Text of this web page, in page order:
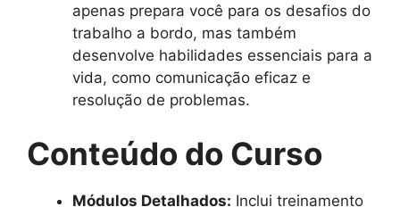
apenas prepara você para os desafios do
trabalho a bordo, mas também
desenvolve habilidades essenciais para a
vida, como comunicação eficaz e
resolução de problemas.
Conteúdo do Curso
Módulos Detalhados: Inclui treinamento